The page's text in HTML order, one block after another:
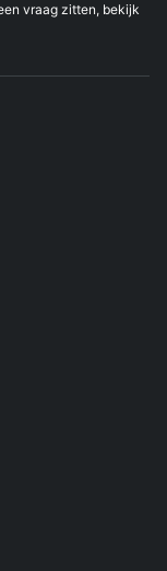
vraag zitten, bekijk